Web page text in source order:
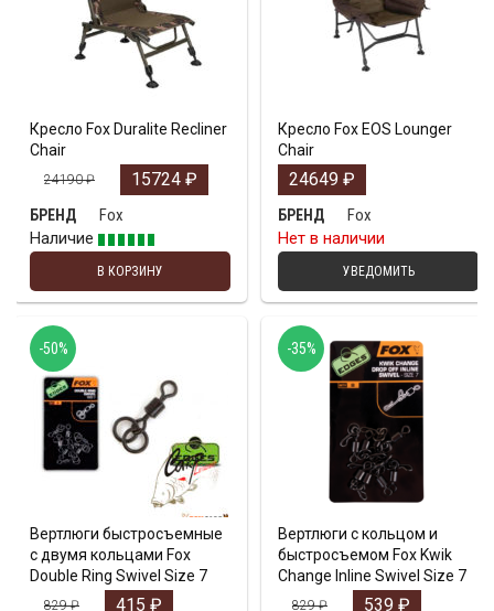
Кресло Fox Duralite Recliner
Chair
24190₽ 15724 ₽
БРЕНД
Fox
Наличие
В КОРЗИНУ
Кресло Fox EOS Lounger
Chair
24649 ₽
БРЕНД
Fox
Нет в наличии
УВЕДОМИТЬ
Вертлюги быстросъемные
с двумя кольцами Fox
Double Ring Swivel Size 7
829₽ 415 ₽
-50%
Вертлюги с кольцом и
быстросъемом Fox Kwik
Change Inline Swivel Size 7
829₽ 539 ₽
-35%